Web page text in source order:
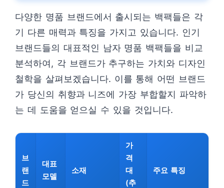
다양한 명품 브랜드에서 출시되는 백팩들은 각
기 다른 매력과 특징을 가지고 있습니다. 인기
브랜드들의 대표적인 남자 명품 백팩들을 비교
분석하여, 각 브랜드가 추구하는 가치와 디자인
철학을 살펴보겠습니다. 이를 통해 어떤 브랜드
가 당신의 취향과 니즈에 가장 부합할지 파악하
는 데 도움을 얻으실 수 있을 것입니다.
브
랜
드
대표
모델
소재
가
격
대
(추
주요 특징